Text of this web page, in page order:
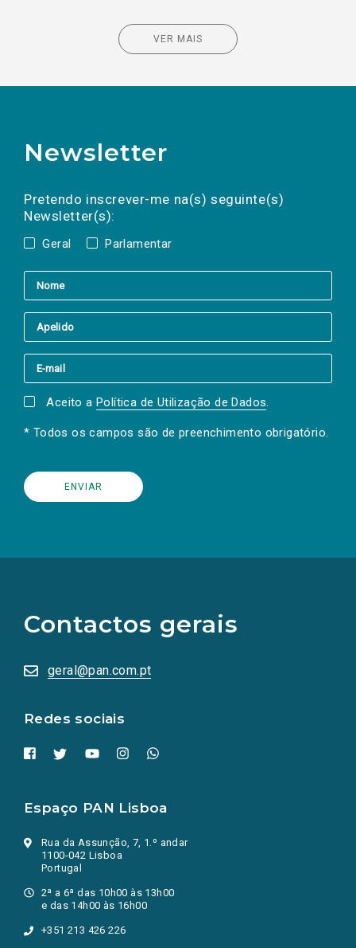
VER MAIS
Newsletter
Pretendo inscrever-me na(s) seguinte(s)
Newsletter(s):
Geral Parlamentar
a(s) newsletter(s).
mail
Aceito a Política de Utilização de Dados.
* Todos os campos são de preenchimento obrigatório.
Contactos gerais
geral@pan.com.pt
Redes sociais
redes
sociais
numa
nova
Espaço PAN Lisboa
Rua da Assunção, 7, 1.º andar
1100-042 Lisboa
Portugal
2ª a 6ª das 10h00 às 13h00
e das 14h00 às 16h00
+351 213 426 226